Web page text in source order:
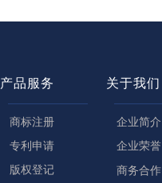
产品服务
商标注册
专利申请
版权登记
关于我们
企业简介
企业荣誉
商务合作